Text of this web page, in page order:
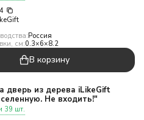
Россия
см:0.3×6×8.2
В корзину
дверь из дерева iLikeGift
Не входить!"
39 шт.